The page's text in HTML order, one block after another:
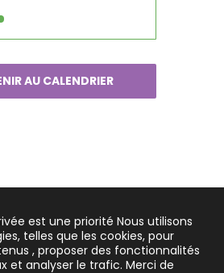
AU CALENDRIER
est une priorité Nous utilisons
telles que les cookies, pour
, proposer des fonctionnalités
et analyser le trafic. Merci de